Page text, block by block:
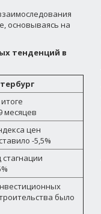
основываясь на
тенденций в
месяцев
цен
-5,5%
было